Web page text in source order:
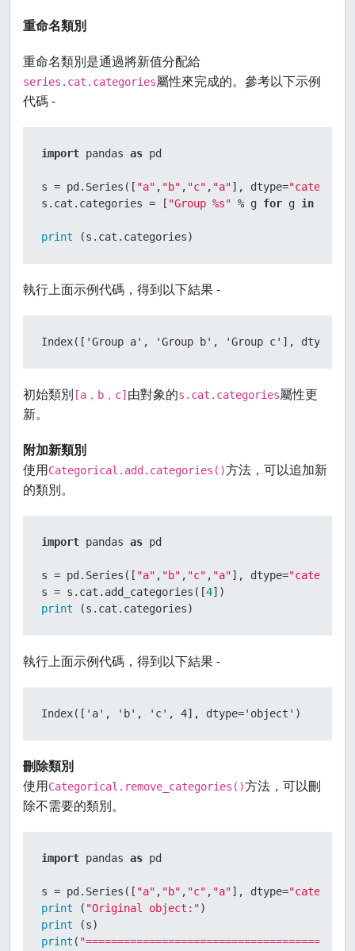
重命名類別
重命名類別是通過將新值分配給
series.cat.categories屬性來完成的。參考以下示例
代碼 -
import pandas as pd
s = pd.Series([ "a" , "b" , "c" , "a"], dtype="category"
s.cat.categories = [ "Group %s" % g for g in
print (s.cat.categories)
執行上面示例代碼，得到以下結果 -
Index(['Group a', 'Group b', 'Group c'],
初始類別 [a，b，c] 由對象的s.cat.categories屬性更
新。
附加新類別
使用Categorical.add.categories()方法，可以追加新
的類別。
import pandas as pd
s = pd.Series([ "a" , "b" , "c" , "a"], dtype="category"
s = s.cat.add_categories([4
print (s.cat.categories)
執行上面示例代碼，得到以下結果 -
Index(['a', 'b', 'c', 4], dtype='object')
刪除類別
使用Categorical.remove_categories()方法，可以刪
除不需要的類別。
import pandas as pd
s = pd.Series([ "a" , "b" , "c" , "a"], dtype="category"
print ( "Original object:"
print
print ( "====================================="